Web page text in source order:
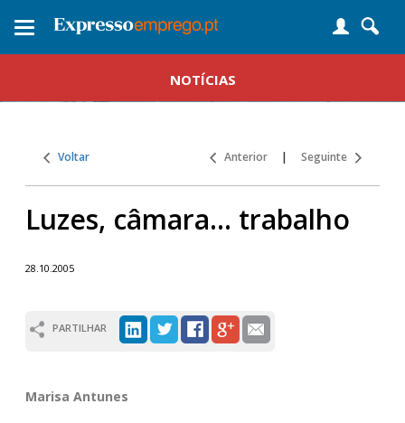
Toggle
NOTÍCIAS
Voltar Anterior | Seguinte
Luzes, câmara... trabalho
28.10.2005
PARTILHAR
Marisa Antunes